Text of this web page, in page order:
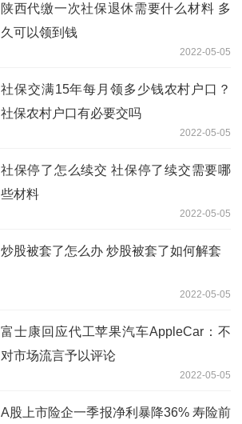
陕西代缴一次社保退休需要什么材料 多
久可以领到钱
2022-05-05
社保交满15年每月领多少钱农村户口？
社保农村户口有必要交吗
2022-05-05
社保停了怎么续交 社保停了续交需要哪
些材料
2022-05-05
炒股被套了怎么办 炒股被套了如何解套
2022-05-05
富士康回应代工苹果汽车AppleCar：不
对市场流言予以评论
2022-05-05
A股上市险企一季报净利暴降36% 寿险前